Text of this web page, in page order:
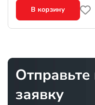
В корзину
заявку